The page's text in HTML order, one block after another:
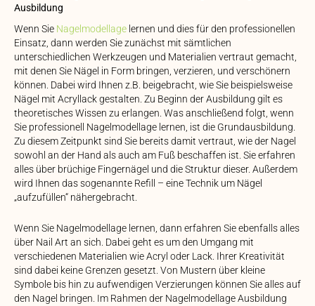
Ausbildung
Wenn Sie Nagelmodellage lernen und dies für den professionellen
Einsatz, dann werden Sie zunächst mit sämtlichen
unterschiedlichen Werkzeugen und Materialien vertraut gemacht,
mit denen Sie Nägel in Form bringen, verzieren, und verschönern
können. Dabei wird Ihnen z.B. beigebracht, wie Sie beispielsweise
Nägel mit Acryllack gestalten. Zu Beginn der Ausbildung gilt es
theoretisches Wissen zu erlangen. Was anschließend folgt, wenn
Sie professionell Nagelmodellage lernen, ist die Grundausbildung.
Zu diesem Zeitpunkt sind Sie bereits damit vertraut, wie der Nagel
sowohl an der Hand als auch am Fuß beschaffen ist. Sie erfahren
alles über brüchige Fingernägel und die Struktur dieser. Außerdem
wird Ihnen das sogenannte Refill – eine Technik um Nägel
„aufzufüllen“ nähergebracht.
Wenn Sie Nagelmodellage lernen, dann erfahren Sie ebenfalls alles
über Nail Art an sich. Dabei geht es um den Umgang mit
verschiedenen Materialien wie Acryl oder Lack. Ihrer Kreativität
sind dabei keine Grenzen gesetzt. Von Mustern über kleine
Symbole bis hin zu aufwendigen Verzierungen können Sie alles auf
den Nagel bringen. Im Rahmen der Nagelmodellage Ausbildung